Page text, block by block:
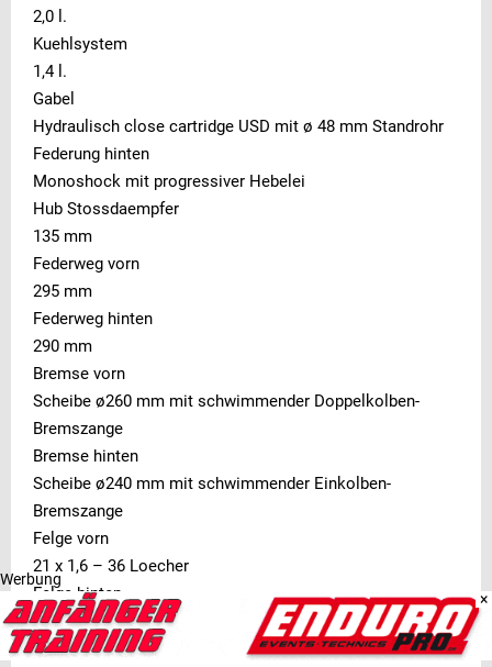
2,0 l.
Kuehlsystem
1,4 l.
Gabel
Hydraulisch close cartridge USD mit ø 48 mm Standrohr
Federung hinten
Monoshock mit progressiver Hebelei
Hub Stossdaempfer
135 mm
Federweg vorn
295 mm
Federweg hinten
290 mm
Bremse vorn
Scheibe ø260 mm mit schwimmender Doppelkolben-
Bremszange
Bremse hinten
Scheibe ø240 mm mit schwimmender Einkolben-
Bremszange
Felge vorn
21 x 1,6 – 36 Loecher
Felge hinten
18 x 2,15 – 36 Loecher
Reifen vorn
Werbung
×